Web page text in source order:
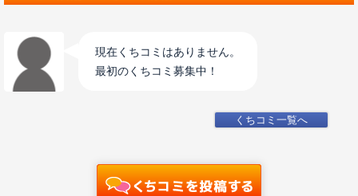
現在くちコミはありません。
最初のくちコミ募集中！
くちコミ一覧へ